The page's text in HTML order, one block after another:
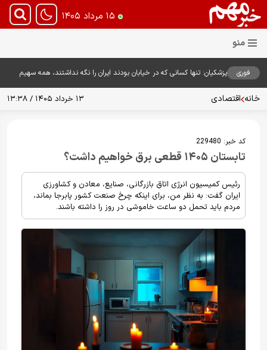
۱۵ مرداد ۱۴۰۵
فوری
پزشکیان: تنها کسانی که در خیابان بودند ایران را نگه نداشتند، همه سهیم
خانه اقتصادی ۱۳ خرداد ۱۴۰۵ / ۱۳:۳۸
کد خبر: 229480
تابستان ۱۴۰۵ قطعی برق خواهیم داشت؟
رئیس کمیسیون انرژی اتاق بازرگانی، صنایع، معادن و کشاورزی
ایران گفت: به نظر من، برای اینکه چرخ صنعت کشور پابرجا بماند،
مردم باید تحمل دو ساعت خاموشی در روز را داشته باشند.